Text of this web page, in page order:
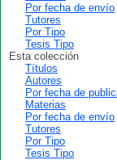
Por fecha de envío
Tutores
Por Tipo
Tesis Tipo
Esta colección
Títulos
Autores
Por fecha de
Materias
Por fecha de envío
Tutores
Por Tipo
Tesis Tipo